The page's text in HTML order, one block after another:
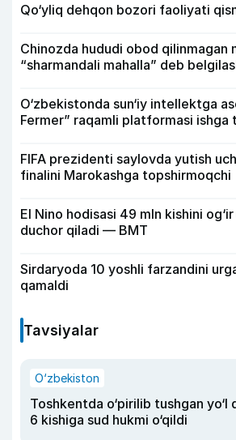
Qo‘yliq dehqon bozori faoliyati
Chinozda hududi obod qilinmagan
“sharmandali mahalla” deb
O‘zbekistonda sun‘iy intellektga
Fermer” raqamli platformasi ishga
FIFA prezidenti saylovda yutish
finalini Marokashga topshirmoqchi
El Nino hodisasi 49 mln kishini
duchor qiladi — BMT
Sirdaryoda 10 yoshli farzandini
qamaldi
Tavsiyalar
O‘zbekiston
Toshkentda o‘pirilib tushgan yo‘l
6 kishiga sud hukmi o‘qildi